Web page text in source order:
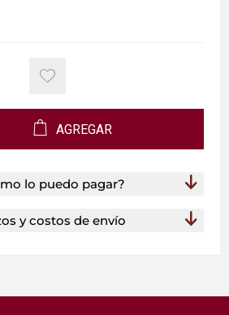
AGREGAR
lo puedo pagar?
y costos de envío